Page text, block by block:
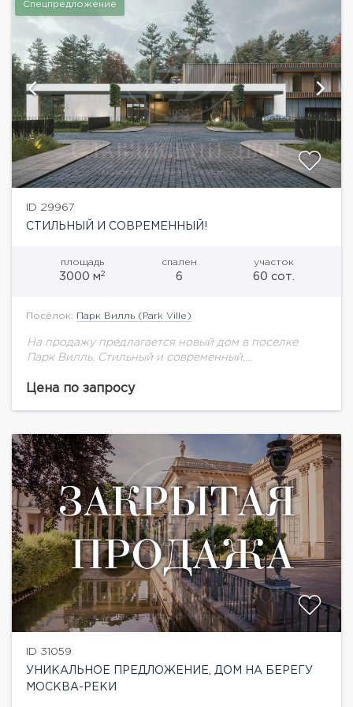
Спецпредложение
ID 29967
СТИЛЬНЫЙ И СОВРЕМЕННЫЙ!
площадь
3000 м2
спален
6
участок
60 сот.
Посёлок: Парк Вилль (Park Ville)
На продажу предлагается новый дом в поселке
Парк Вилль. Стильный и современный,
и дизайнерских бюро.Описание поселка: Парк
Цена по запросу
ID 31059
УНИКАЛЬНОЕ ПРЕДЛОЖЕНИЕ, ДОМ НА БЕРЕГУ
МОСКВА-РЕКИ